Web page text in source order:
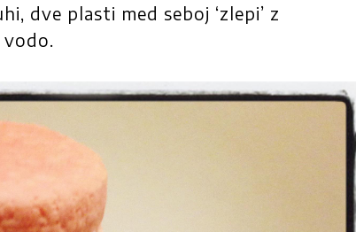
dve plasti med seboj ‘zlepi’ z